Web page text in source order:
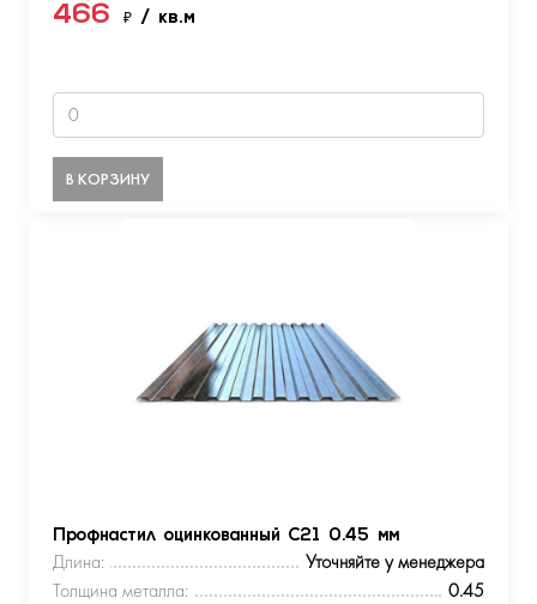
466 ₽ / кв.м
В КОРЗИНУ
Профнастил оцинкованный С21 0.45 мм
Длина:
Уточняйте у менеджера
Толщина металла:
0.45